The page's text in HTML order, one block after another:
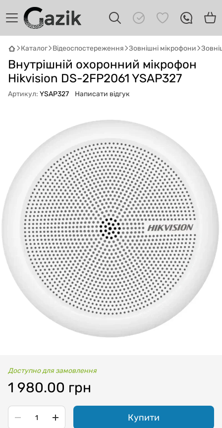
Каталог Відеоспостереження Зовнішні мікрофони
Внутрішній охоронний мікрофон
Hikvision DS-2FP2061 YSAP327
Артикул: YSAP327 Написати відгук
Доступно для замовлення
1 980.00 грн
Купити
GAZIKAI
Онлайн · пошук техніки
підібрати вживану комп'ютерну техніку.